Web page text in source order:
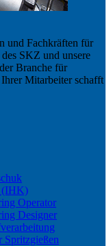
und Fachkräften für
SKZ und unsere
Branche für
Mitarbeiter schafft
(IHK)
Operator
Designer
Spritzgießen